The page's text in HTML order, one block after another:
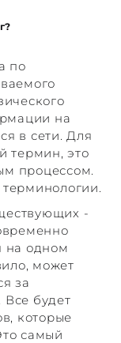
по
на
в сети. Для
термин, это
процессом.
-
на одном
может
за
будет
которые
самый